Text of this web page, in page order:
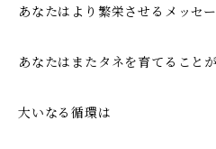
あなたはより繁栄させるメッセ
あなたはまたタネを育てることが
大いなる循環は